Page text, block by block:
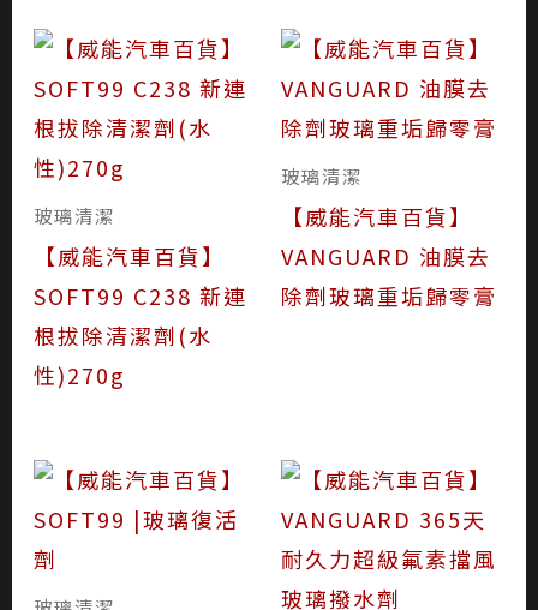
玻璃清潔
【威能汽車百貨】
SOFT99 C238 新連
根拔除清潔劑(水
性)270g
玻璃清潔
【威能汽車百貨】
VANGUARD 油膜去
除劑玻璃重垢歸零膏